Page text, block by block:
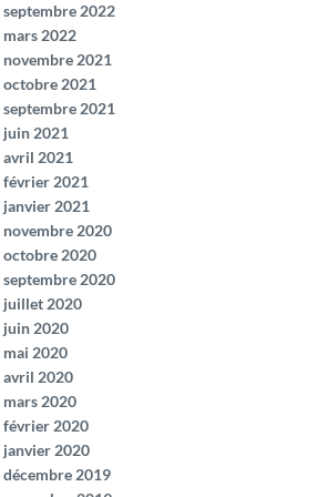
septembre 2022
mars 2022
novembre 2021
octobre 2021
septembre 2021
juin 2021
avril 2021
février 2021
janvier 2021
novembre 2020
octobre 2020
septembre 2020
juillet 2020
juin 2020
mai 2020
avril 2020
mars 2020
février 2020
janvier 2020
décembre 2019